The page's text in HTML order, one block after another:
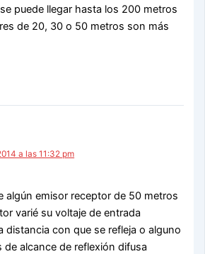
puede llegar hasta los 200 metros
de 20, 30 o 50 metros son más
a las 11:32 pm
algún emisor receptor de 50 metros
varié su voltaje de entrada
distancia con que se refleja o alguno
de alcance de reflexión difusa